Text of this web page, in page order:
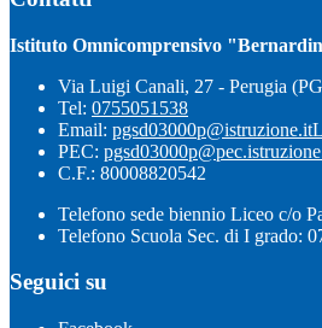
Istituto Omnicomprensivo
Via Luigi Canali, 27 - Perugia
Tel: 0755051538
Email: pgsd03000p@istruzione.it
PEC:
C.F.: 80008820542
Telefono sede biennio Liceo c/o
Telefono Scuola Sec. di I grado:
Seguici su